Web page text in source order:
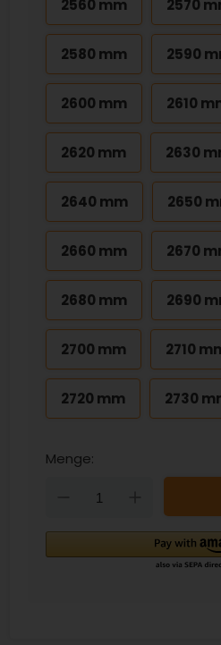
2560 mm 2570
2580 mm 2590
2600 mm 2610
2620 mm 2630
2640 mm 2650
2660 mm 2670
2680 mm 2690
2700 mm 2710
2720 mm 2730
Menge:
Down